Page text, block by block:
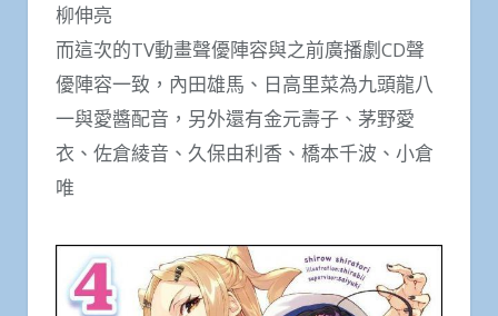
柳伸亮
而這次的TV動畫聲優陣容與之前廣播劇CD聲
優陣容一致，內田雄馬、日高里菜為九頭龍八
一與愛醬​​配音，另外還有金元壽子、茅野愛
衣、佐倉綾音、久保由利香、橋本千波、小倉
唯